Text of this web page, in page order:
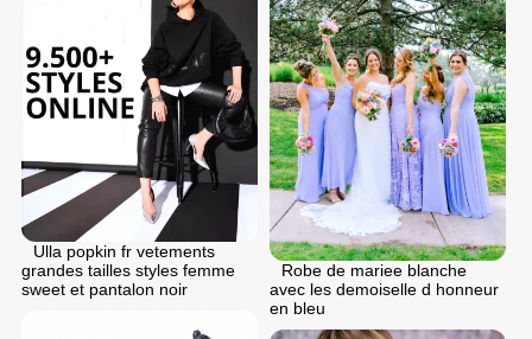
Ulla popkin fr vetements
grandes tailles styles femme
sweet et pantalon noir
Robe de mariee blanche
avec les demoiselle d honneur
en bleu